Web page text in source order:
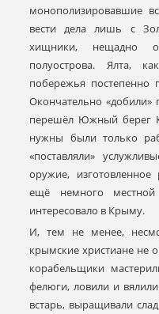
монополизировавшие
вести дела лишь с
хищники, нещадно
полуострова. Ялта,
побережья постепенно
Окончательно
перешёл Южный берег
нужны были только
«поставляли»
оружие,
ещё немного
интересовало в Крыму.
И, тем не менее,
крымские христиане не
корабельщики
фелюги, ловили и
встарь, выращивали